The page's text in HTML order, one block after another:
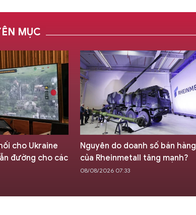
MỤC
cho Ukraine
đường cho các
Nguyên do doanh số bán hàng
của Rheinmetall tăng mạnh?
08/08/2026 07:33